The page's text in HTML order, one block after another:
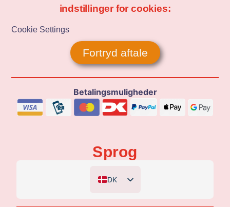
indstillinger for cookies:
Cookie Settings
Fortryd aftale
Betalingsmuligheder
Sprog
DK